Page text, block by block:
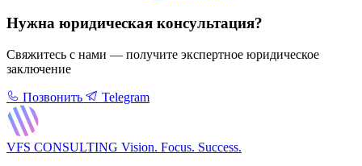
Нужна юридическая консультация?
Свяжитесь с нами — получите экспертное юридическое
заключение
Позвонить Telegram
VFS CONSULTING Vision. Focus. Success.